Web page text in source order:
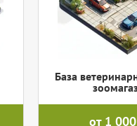
База
от 1 000